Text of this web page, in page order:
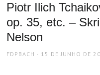
Piotr Ilich
op. 35, etc. –
Nelson
AUTHOR
FDPBACH
POSTED
15 DE JUNHO DE